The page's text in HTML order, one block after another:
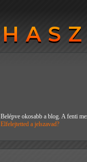
Belépve okosabb a blog. A fenti
Elfelejtetted a jelszavad?